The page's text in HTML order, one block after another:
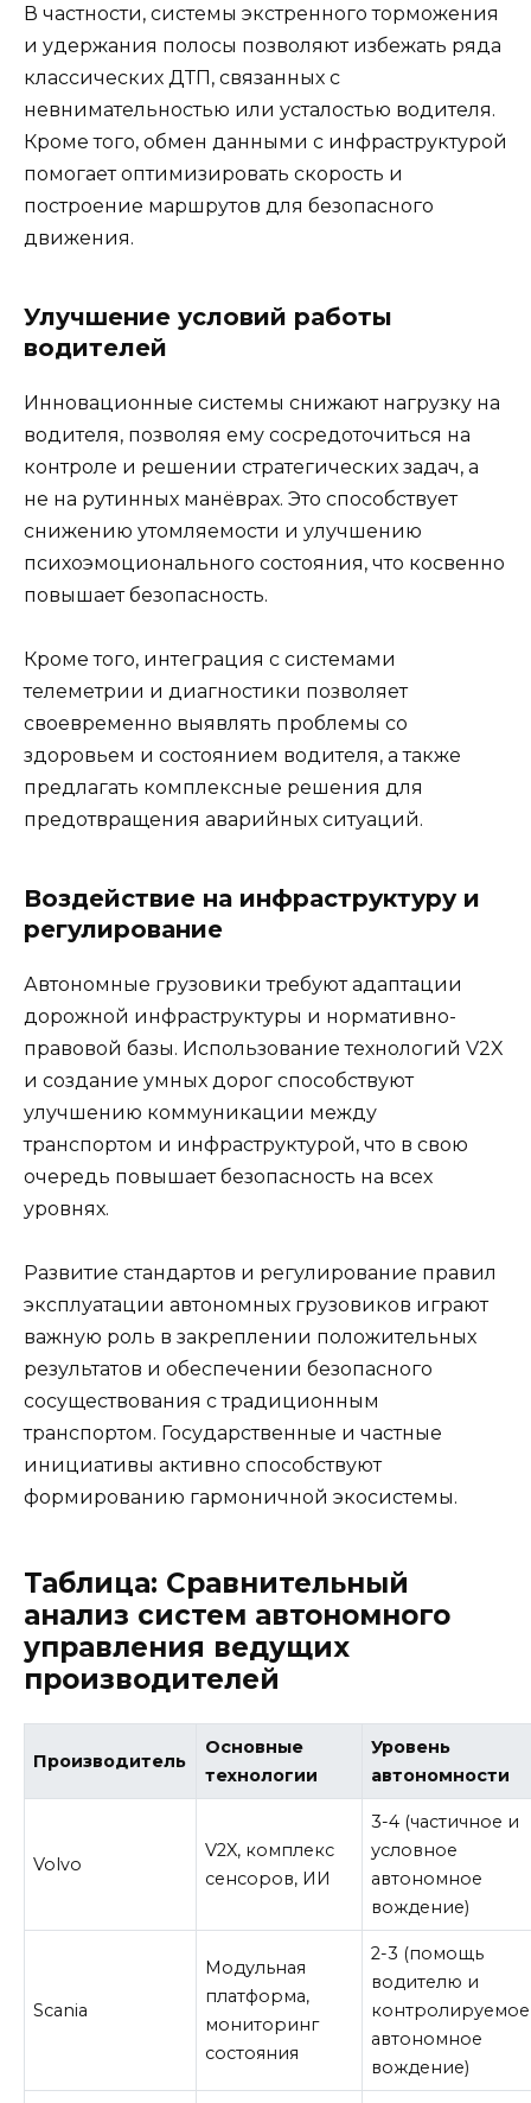
В частности, системы экстренного торможения
и удержания полосы позволяют избежать ряда
классических ДТП, связанных с
невнимательностью или усталостью водителя.
Кроме того, обмен данными с инфраструктурой
помогает оптимизировать скорость и
построение маршрутов для безопасного
движения.
Улучшение условий работы
водителей
Инновационные системы снижают нагрузку на
водителя, позволяя ему сосредоточиться на
контроле и решении стратегических задач, а
не на рутинных манёврах. Это способствует
снижению утомляемости и улучшению
психоэмоционального состояния, что косвенно
повышает безопасность.
Кроме того, интеграция с системами
телеметрии и диагностики позволяет
своевременно выявлять проблемы со
здоровьем и состоянием водителя, а также
предлагать комплексные решения для
предотвращения аварийных ситуаций.
Воздействие на инфраструктуру и
регулирование
Автономные грузовики требуют адаптации
дорожной инфраструктуры и нормативно-
правовой базы. Использование технологий V2X
и создание умных дорог способствуют
улучшению коммуникации между
транспортом и инфраструктурой, что в свою
очередь повышает безопасность на всех
уровнях.
Развитие стандартов и регулирование правил
эксплуатации автономных грузовиков играют
важную роль в закреплении положительных
результатов и обеспечении безопасного
сосуществования с традиционным
транспортом. Государственные и частные
инициативы активно способствуют
формированию гармоничной экосистемы.
Таблица: Сравнительный
анализ систем автономного
управления ведущих
производителей
Производитель
Основные
технологии
Уровень
автономности
Volvo
V2X, комплекс
сенсоров, ИИ
3-4 (частичное и
условное
автономное
вождение)
Scania
Модульная
платформа,
мониторинг
состояния
2-3 (помощь
водителю и
контролируемое
автономное
вождение)